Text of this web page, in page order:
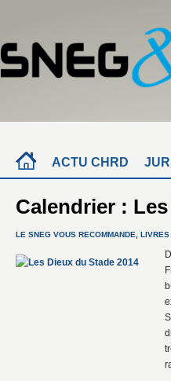
ACTU CHRD
Calendrier :
LE SNEG VOUS RECOMMANDE LIVRES